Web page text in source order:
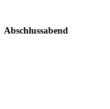
Abschlussabend